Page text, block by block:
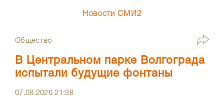
Новости СМИ2
Общество
В Центральном парке Волгограда
испытали будущие фонтаны
07.08.202621:38